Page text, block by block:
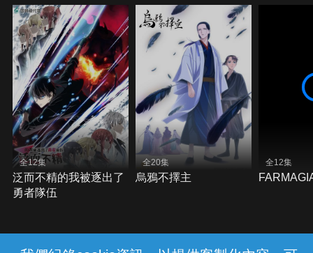
全12集
泛而不精的我被逐出了
勇者隊伍
全20集
烏鴉不擇主
全12集